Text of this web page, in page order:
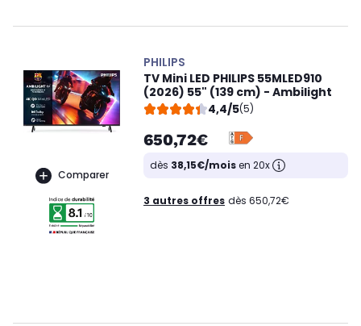
Comparer
PHILIPS
TV Mini LED PHILIPS 55MLED910
(2026) 55" (139 cm) - Ambilight
4,4/5(5)
650,72€
dès 38,15€/moisen 20x
3 autres offres dès 650,72€